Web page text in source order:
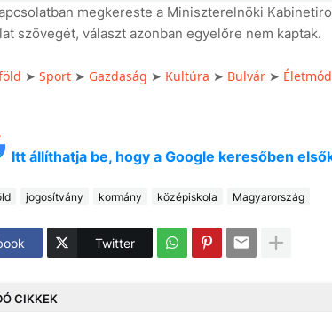
megkereste a Miniszterelnöki
szövegét, választ azonban egyelőre nem kaptak.
➤ Sport➤ Gazdaság ➤ Kultúra ➤ Bulvár➤ Életmód
Itt állíthatja be, hogy a Google keresőben
jogosítvány kormány középiskola Magyarország
Twitter
CIKKEK